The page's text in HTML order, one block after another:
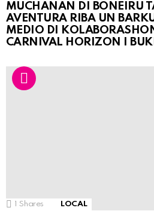
MUCHANAN DI BONEIRU
AVENTURA RIBA UN
MEDIO DI
CARNIVAL HORIZON I
Shares LOCAL